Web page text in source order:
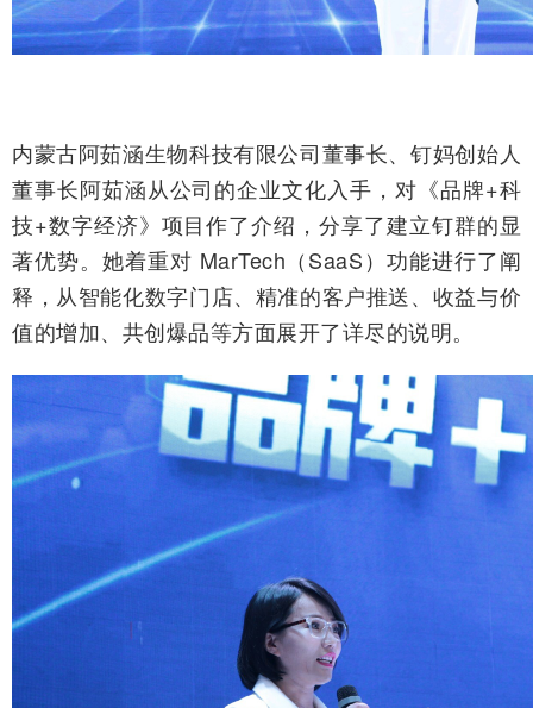
内蒙古阿茹涵生物科技有限公司董事长、钉妈创始人
董事长阿茹涵从公司的企业文化入手，对《品牌+科
技+数字经济》项目作了介绍，分享了建立钉群的显
著优势。她着重对 MarTech（SaaS）功能进行了阐
释，从智能化数字门店、精准的客户推送、收益与价
值的增加、共创爆品等方面展开了详尽的说明。